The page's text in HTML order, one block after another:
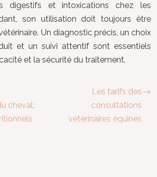
digestifs et intoxications chez les
son utilisation doit toujours être
Un diagnostic précis, un choix
et un suivi attentif sont essentiels
et la sécurité du traitement.
cheval:
Les tarifs des
consultations
vétérinaires équines